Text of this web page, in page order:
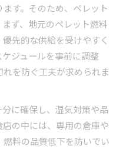
す。そのため、ペレット
ず、地元のペレット燃料
先的な供給を受けやすく
ジュールを事前に調整
を防ぐ工夫が求められま
に確保し、湿気対策や品
の中には、専用の倉庫や
料の品質低下を防いでい